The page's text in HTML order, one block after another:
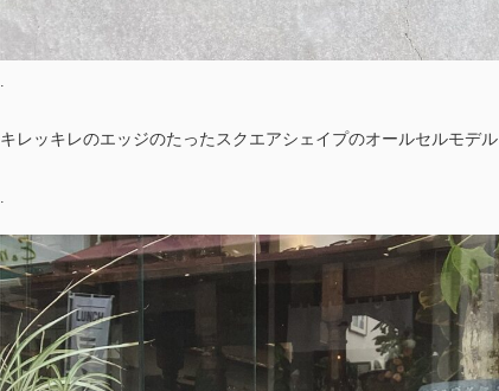
.
キレッキレのエッジのたったスクエアシェイプのオールセルモデル
.